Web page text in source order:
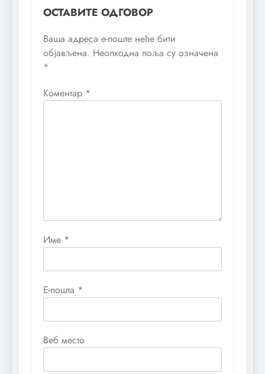
ОСТАВИТЕ ОДГОВОР
Ваша адреса е-поште неће бити
објављена. Неопходна поља су означена
*
Коментар *
Име *
Е-пошта *
Веб место